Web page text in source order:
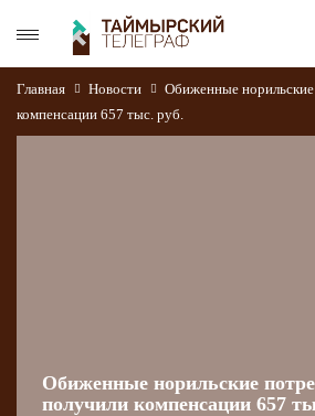
Главная Новости
Обиженные
компенсации 657 тыс. руб.
Обиженные норильские
получили компенсации 657